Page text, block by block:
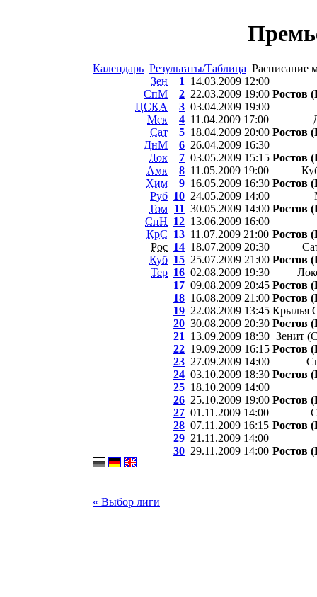
Календарь Результаты/Таблица Расписание
Зен
СпМ
ЦСКА
Мск
Сат
ДнМ
Лок
Амк
Хим
Руб
Том
СпН
КрС
Рос
Куб
Тер
1
14.03.2009 12:00
2 22.03.2009 19:00 Ростов
3 03.04.2009 19:00
4 11.04.2009 17:00
5 18.04.2009 20:00 Ростов
6 26.04.2009 16:30
7 03.05.2009 15:15 Ростов
8 11.05.2009 19:00
9 16.05.2009 16:30 Ростов
10 24.05.2009 14:00
11 30.05.2009 14:00 Ростов
12 13.06.2009 16:00
13 11.07.2009 21:00 Ростов
14 18.07.2009 20:30
15 25.07.2009 21:00 Ростов
16 02.08.2009 19:30
17 09.08.2009 20:45 Ростов
18 16.08.2009 21:00 Ростов
19 22.08.2009 13:45 Крылья
20 30.08.2009 20:30 Ростов
21
13.09.2009 18:30 Зенит
22 19.09.2009 16:15 Ростов
23 27.09.2009 14:00
24 03.10.2009 18:30 Ростов
25 18.10.2009 14:00
26 25.10.2009 19:00 Ростов
27 01.11.2009 14:00
28 07.11.2009 16:15 Ростов
29 21.11.2009 14:00
30 29.11.2009 14:00 Ростов
« Выбор лиги